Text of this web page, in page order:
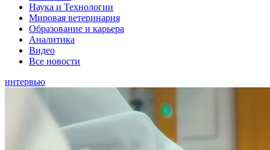
Наука и Технологии
Мировая ветеринария
Образование и карьера
Аналитика
Видео
Все новости
интервью